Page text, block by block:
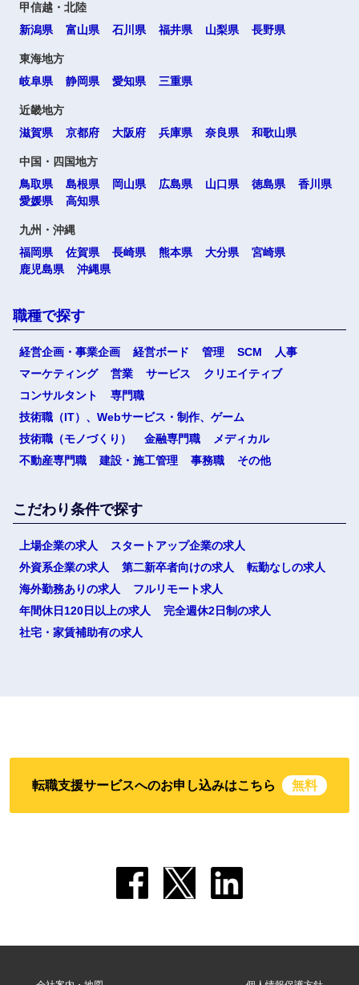
甲信越・北陸
新潟県
富山県 石川県 福井県 山梨県 長野県
東海地方
岐阜県
静岡県 愛知県 三重県
近畿地方
滋賀県
京都府 大阪府 兵庫県 奈良県 和歌山県
中国・四国地方
鳥取県
島根県 岡山県 広島県 山口県 徳島県
香川県
愛媛県
高知県
九州・沖縄
福岡県
佐賀県 長崎県 熊本県 大分県
宮崎県
鹿児島県
沖縄県
職種で探す
経営企画・事業企画 経営ボード 管理 SCM
人事
マーケティング
営業 サービス
クリエイティブ
コンサルタント
専門職
技術職（IT）、Webサービス・制作、ゲーム
技術職（モノづくり）
金融専門職
メディカル
不動産専門職
建設・施工管理 事務職 その他
こだわり条件で探す
上場企業の求人
スタートアップ企業の求人
外資系企業の求人
第二新卒者向けの求人
転勤なしの求人
海外勤務ありの求人
フルリモート求人
年間休日120日以上の求人
完全週休2日制の求人
社宅・家賃補助有の求人
転職支援サービスへのお申し込みはこちら 無料